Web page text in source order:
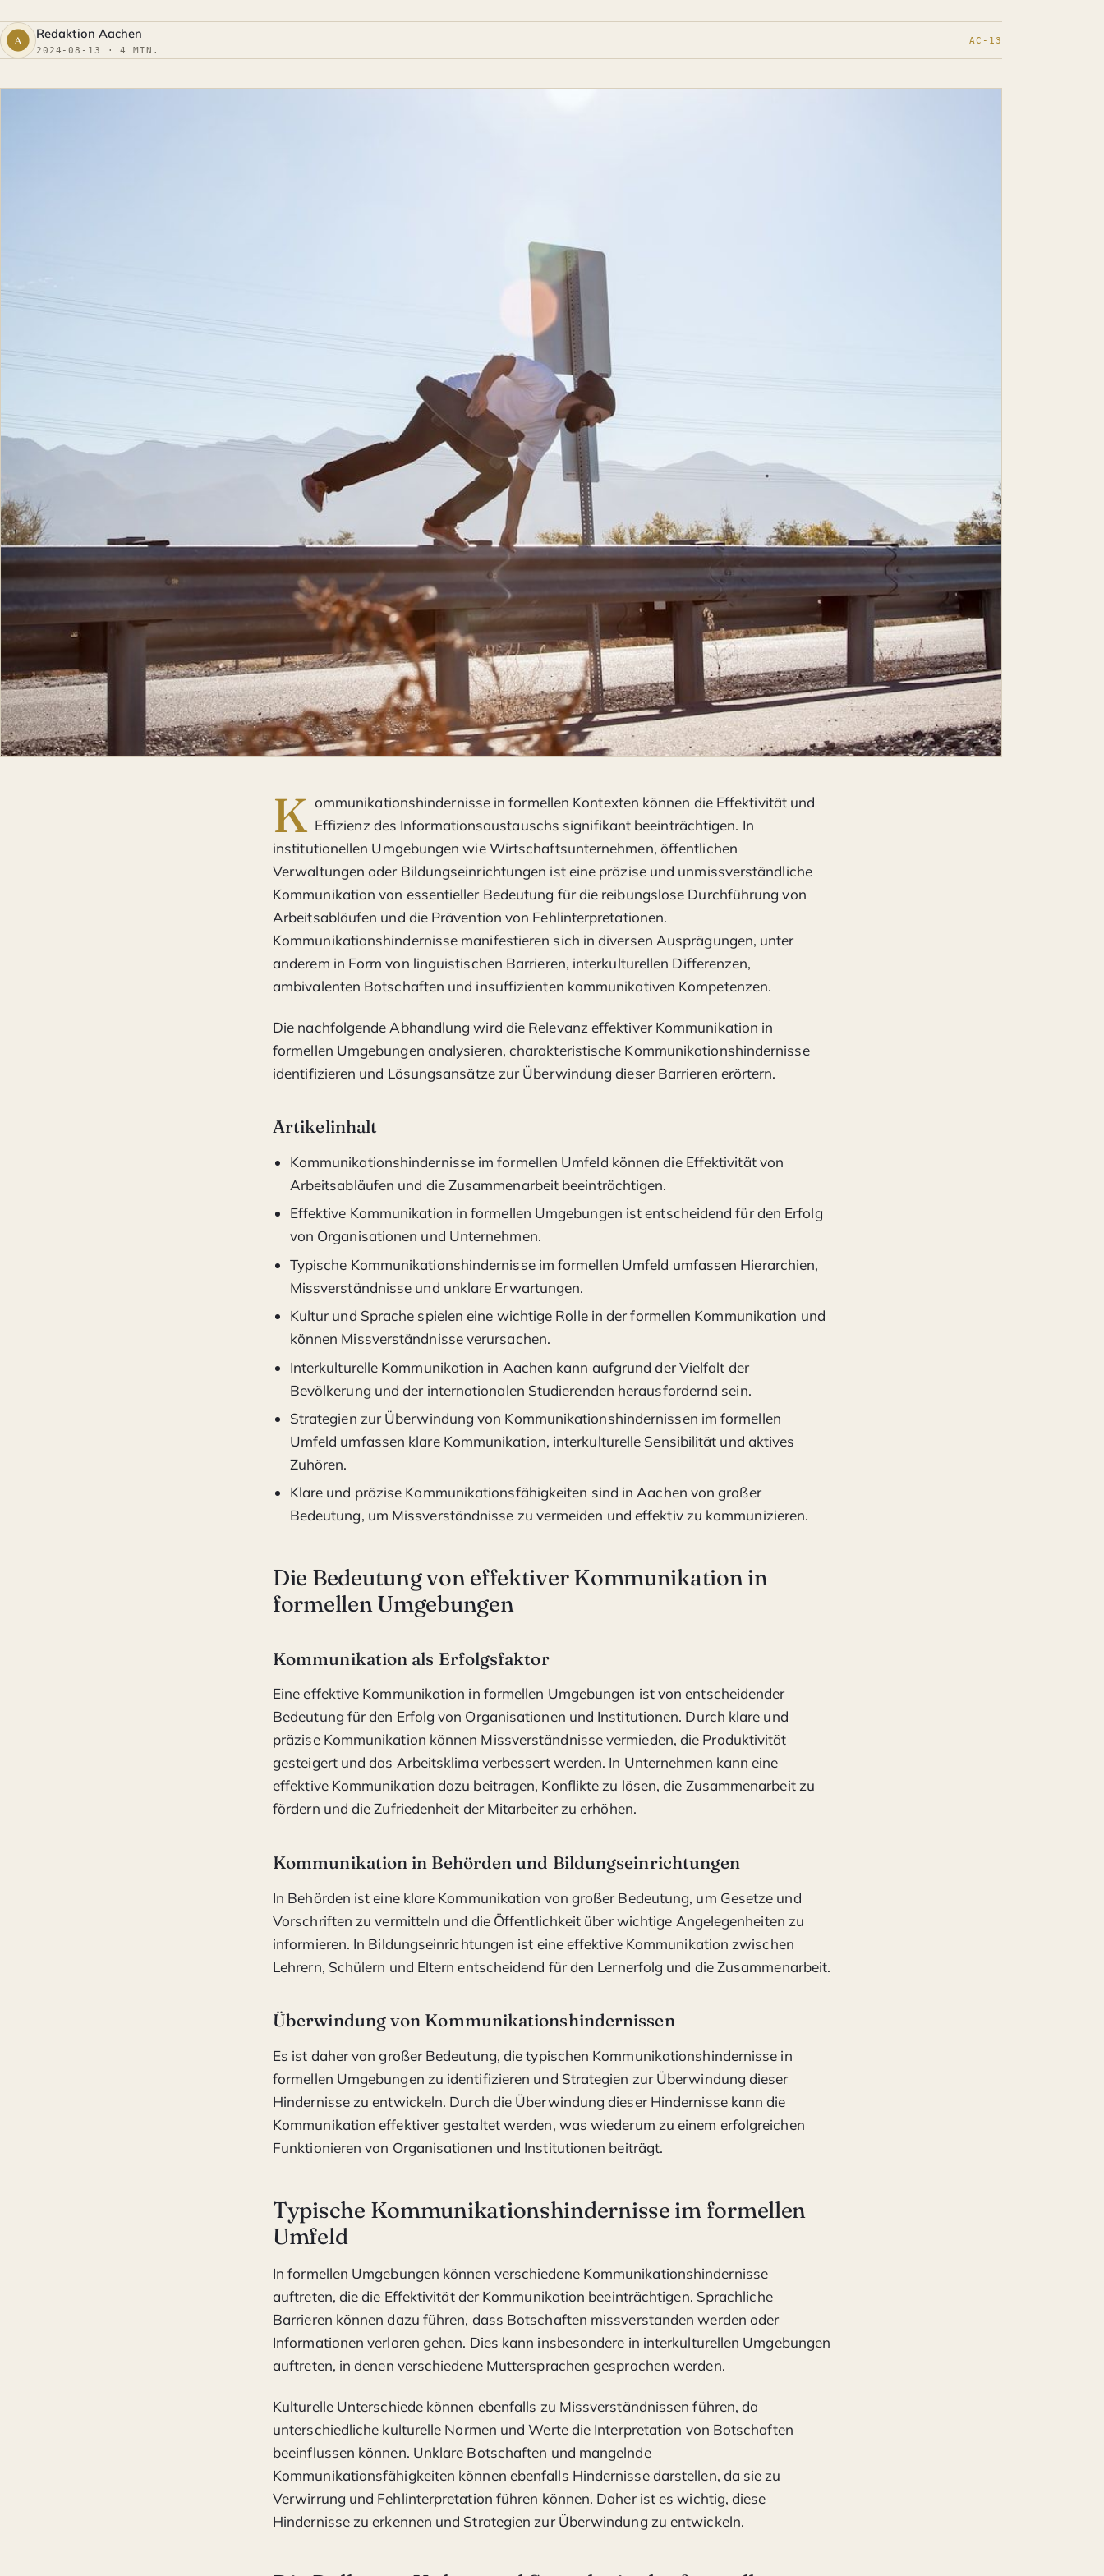
Redaktion Aachen
2024-08-13 · 4 MIN.
AC-13
K ommunikationshindernisse in formellen Kontexten können die Effektivität und
Effizienz des Informationsaustauschs signifikant beeinträchtigen. In
institutionellen Umgebungen wie Wirtschaftsunternehmen, öffentlichen
Verwaltungen oder Bildungseinrichtungen ist eine präzise und unmissverständliche
Kommunikation von essentieller Bedeutung für die reibungslose Durchführung von
Arbeitsabläufen und die Prävention von Fehlinterpretationen.
Kommunikationshindernisse manifestieren sich in diversen Ausprägungen, unter
anderem in Form von linguistischen Barrieren, interkulturellen Differenzen,
ambivalenten Botschaften und insuffizienten kommunikativen Kompetenzen.
Die nachfolgende Abhandlung wird die Relevanz effektiver Kommunikation in
formellen Umgebungen analysieren, charakteristische Kommunikationshindernisse
identifizieren und Lösungsansätze zur Überwindung dieser Barrieren erörtern.
Artikelinhalt
Kommunikationshindernisse im formellen Umfeld können die Effektivität von
Arbeitsabläufen und die Zusammenarbeit beeinträchtigen.
Effektive Kommunikation in formellen Umgebungen ist entscheidend für den Erfolg
von Organisationen und Unternehmen.
Typische Kommunikationshindernisse im formellen Umfeld umfassen Hierarchien,
Missverständnisse und unklare Erwartungen.
Kultur und Sprache spielen eine wichtige Rolle in der formellen Kommunikation und
können Missverständnisse verursachen.
Interkulturelle Kommunikation in Aachen kann aufgrund der Vielfalt der
Bevölkerung und der internationalen Studierenden herausfordernd sein.
Strategien zur Überwindung von Kommunikationshindernissen im formellen
Umfeld umfassen klare Kommunikation, interkulturelle Sensibilität und aktives
Zuhören.
Klare und präzise Kommunikationsfähigkeiten sind in Aachen von großer
Bedeutung, um Missverständnisse zu vermeiden und effektiv zu kommunizieren.
Die Bedeutung von effektiver Kommunikation in
formellen Umgebungen
Kommunikation als Erfolgsfaktor
Eine effektive Kommunikation in formellen Umgebungen ist von entscheidender
Bedeutung für den Erfolg von Organisationen und Institutionen. Durch klare und
präzise Kommunikation können Missverständnisse vermieden, die Produktivität
gesteigert und das Arbeitsklima verbessert werden. In Unternehmen kann eine
effektive Kommunikation dazu beitragen, Konflikte zu lösen, die Zusammenarbeit zu
fördern und die Zufriedenheit der Mitarbeiter zu erhöhen.
Kommunikation in Behörden und Bildungseinrichtungen
In Behörden ist eine klare Kommunikation von großer Bedeutung, um Gesetze und
Vorschriften zu vermitteln und die Öffentlichkeit über wichtige Angelegenheiten zu
informieren. In Bildungseinrichtungen ist eine effektive Kommunikation zwischen
Lehrern, Schülern und Eltern entscheidend für den Lernerfolg und die Zusammenarbeit.
Überwindung von Kommunikationshindernissen
Es ist daher von großer Bedeutung, die typischen Kommunikationshindernisse in
formellen Umgebungen zu identifizieren und Strategien zur Überwindung dieser
Hindernisse zu entwickeln. Durch die Überwindung dieser Hindernisse kann die
Kommunikation effektiver gestaltet werden, was wiederum zu einem erfolgreichen
Funktionieren von Organisationen und Institutionen beiträgt.
Typische Kommunikationshindernisse im formellen
Umfeld
In formellen Umgebungen können verschiedene Kommunikationshindernisse
auftreten, die die Effektivität der Kommunikation beeinträchtigen. Sprachliche
Barrieren können dazu führen, dass Botschaften missverstanden werden oder
Informationen verloren gehen. Dies kann insbesondere in interkulturellen Umgebungen
auftreten, in denen verschiedene Muttersprachen gesprochen werden.
Kulturelle Unterschiede können ebenfalls zu Missverständnissen führen, da
unterschiedliche kulturelle Normen und Werte die Interpretation von Botschaften
beeinflussen können. Unklare Botschaften und mangelnde
Kommunikationsfähigkeiten können ebenfalls Hindernisse darstellen, da sie zu
Verwirrung und Fehlinterpretation führen können. Daher ist es wichtig, diese
Hindernisse zu erkennen und Strategien zur Überwindung zu entwickeln.